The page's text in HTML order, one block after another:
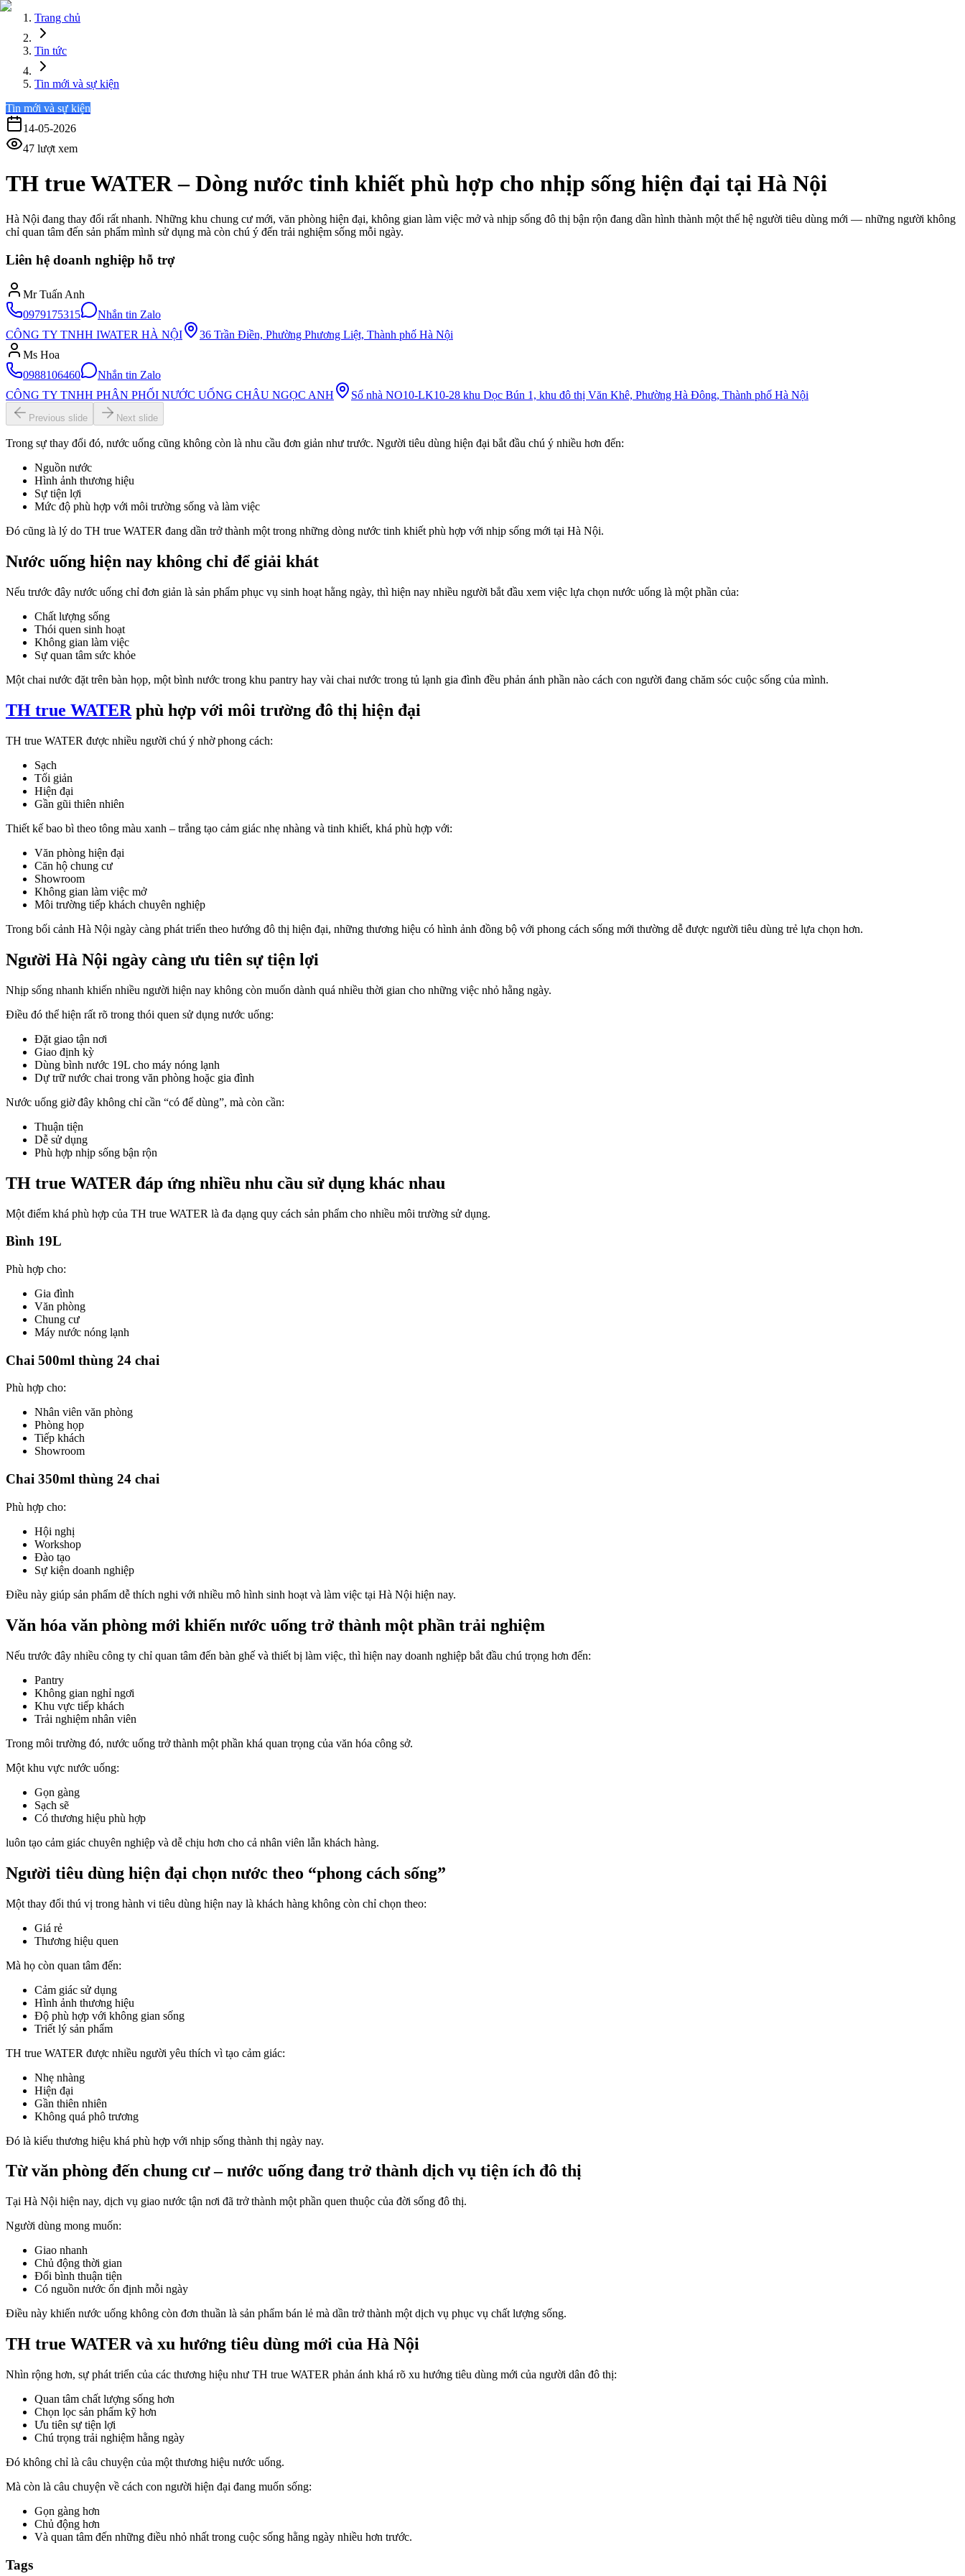
Trang chủ
Tin tức
Tin mới và sự kiện
Tin mới và sự kiện
14-05-2026
47 lượt xem
TH true WATER – Dòng nước tinh khiết phù hợp cho nhịp sống hiện đại tại Hà Nội
Hà Nội đang thay đổi rất nhanh. Những khu chung cư mới, văn phòng hiện đại, không gian làm việc mở và nhịp sống đô thị bận rộn đang dần hình thành một thế hệ người tiêu dùng mới — những người không
chỉ quan tâm đến sản phẩm mình sử dụng mà còn chú ý đến trải nghiệm sống mỗi ngày.
Liên hệ doanh nghiệp hỗ trợ
Mr Tuấn Anh
0979175315
Nhắn tin Zalo
CÔNG TY TNHH IWATER HÀ NỘI
36 Trần Điền, Phường Phương Liệt, Thành phố Hà Nội
Ms Hoa
0988106460
Nhắn tin Zalo
CÔNG TY TNHH PHÂN PHỐI NƯỚC UỐNG CHÂU NGỌC ANH
Số nhà NO10-LK10-28 khu Dọc Bún 1, khu đô thị Văn Khê, Phường Hà Đông, Thành phố Hà Nội
Previous slide Next slide
Trong sự thay đổi đó, nước uống cũng không còn là nhu cầu đơn giản như trước. Người tiêu dùng hiện đại bắt đầu chú ý nhiều hơn đến:
Nguồn nước
Hình ảnh thương hiệu
Sự tiện lợi
Mức độ phù hợp với môi trường sống và làm việc
Đó cũng là lý do TH true WATER đang dần trở thành một trong những dòng nước tinh khiết phù hợp với nhịp sống mới tại Hà Nội.
Nước uống hiện nay không chỉ để giải khát
Nếu trước đây nước uống chỉ đơn giản là sản phẩm phục vụ sinh hoạt hằng ngày, thì hiện nay nhiều người bắt đầu xem việc lựa chọn nước uống là một phần của:
Chất lượng sống
Thói quen sinh hoạt
Không gian làm việc
Sự quan tâm sức khỏe
Một chai nước đặt trên bàn họp, một bình nước trong khu pantry hay vài chai nước trong tủ lạnh gia đình đều phản ánh phần nào cách con người đang chăm sóc cuộc sống của mình.
TH true WATER phù hợp với môi trường đô thị hiện đại
TH true WATER được nhiều người chú ý nhờ phong cách:
Sạch
Tối giản
Hiện đại
Gần gũi thiên nhiên
Thiết kế bao bì theo tông màu xanh – trắng tạo cảm giác nhẹ nhàng và tinh khiết, khá phù hợp với:
Văn phòng hiện đại
Căn hộ chung cư
Showroom
Không gian làm việc mở
Môi trường tiếp khách chuyên nghiệp
Trong bối cảnh Hà Nội ngày càng phát triển theo hướng đô thị hiện đại, những thương hiệu có hình ảnh đồng bộ với phong cách sống mới thường dễ được người tiêu dùng trẻ lựa chọn hơn.
Người Hà Nội ngày càng ưu tiên sự tiện lợi
Nhịp sống nhanh khiến nhiều người hiện nay không còn muốn dành quá nhiều thời gian cho những việc nhỏ hằng ngày.
Điều đó thể hiện rất rõ trong thói quen sử dụng nước uống:
Đặt giao tận nơi
Giao định kỳ
Dùng bình nước 19L cho máy nóng lạnh
Dự trữ nước chai trong văn phòng hoặc gia đình
Nước uống giờ đây không chỉ cần “có để dùng”, mà còn cần:
Thuận tiện
Dễ sử dụng
Phù hợp nhịp sống bận rộn
TH true WATER đáp ứng nhiều nhu cầu sử dụng khác nhau
Một điểm khá phù hợp của TH true WATER là đa dạng quy cách sản phẩm cho nhiều môi trường sử dụng.
Bình 19L
Phù hợp cho:
Gia đình
Văn phòng
Chung cư
Máy nước nóng lạnh
Chai 500ml thùng 24 chai
Phù hợp cho:
Nhân viên văn phòng
Phòng họp
Tiếp khách
Showroom
Chai 350ml thùng 24 chai
Phù hợp cho:
Hội nghị
Workshop
Đào tạo
Sự kiện doanh nghiệp
Điều này giúp sản phẩm dễ thích nghi với nhiều mô hình sinh hoạt và làm việc tại Hà Nội hiện nay.
Văn hóa văn phòng mới khiến nước uống trở thành một phần trải nghiệm
Nếu trước đây nhiều công ty chỉ quan tâm đến bàn ghế và thiết bị làm việc, thì hiện nay doanh nghiệp bắt đầu chú trọng hơn đến:
Pantry
Không gian nghỉ ngơi
Khu vực tiếp khách
Trải nghiệm nhân viên
Trong môi trường đó, nước uống trở thành một phần khá quan trọng của văn hóa công sở.
Một khu vực nước uống:
Gọn gàng
Sạch sẽ
Có thương hiệu phù hợp
luôn tạo cảm giác chuyên nghiệp và dễ chịu hơn cho cả nhân viên lẫn khách hàng.
Người tiêu dùng hiện đại chọn nước theo “phong cách sống”
Một thay đổi thú vị trong hành vi tiêu dùng hiện nay là khách hàng không còn chỉ chọn theo:
Giá rẻ
Thương hiệu quen
Mà họ còn quan tâm đến:
Cảm giác sử dụng
Hình ảnh thương hiệu
Độ phù hợp với không gian sống
Triết lý sản phẩm
TH true WATER được nhiều người yêu thích vì tạo cảm giác:
Nhẹ nhàng
Hiện đại
Gần thiên nhiên
Không quá phô trương
Đó là kiểu thương hiệu khá phù hợp với nhịp sống thành thị ngày nay.
Từ văn phòng đến chung cư – nước uống đang trở thành dịch vụ tiện ích đô thị
Tại Hà Nội hiện nay, dịch vụ giao nước tận nơi đã trở thành một phần quen thuộc của đời sống đô thị.
Người dùng mong muốn:
Giao nhanh
Chủ động thời gian
Đổi bình thuận tiện
Có nguồn nước ổn định mỗi ngày
Điều này khiến nước uống không còn đơn thuần là sản phẩm bán lẻ mà dần trở thành một dịch vụ phục vụ chất lượng sống.
TH true WATER và xu hướng tiêu dùng mới của Hà Nội
Nhìn rộng hơn, sự phát triển của các thương hiệu như TH true WATER phản ánh khá rõ xu hướng tiêu dùng mới của người dân đô thị:
Quan tâm chất lượng sống hơn
Chọn lọc sản phẩm kỹ hơn
Ưu tiên sự tiện lợi
Chú trọng trải nghiệm hằng ngày
Đó không chỉ là câu chuyện của một thương hiệu nước uống.
Mà còn là câu chuyện về cách con người hiện đại đang muốn sống:
Gọn gàng hơn
Chủ động hơn
Và quan tâm đến những điều nhỏ nhất trong cuộc sống hằng ngày nhiều hơn trước.
Tags